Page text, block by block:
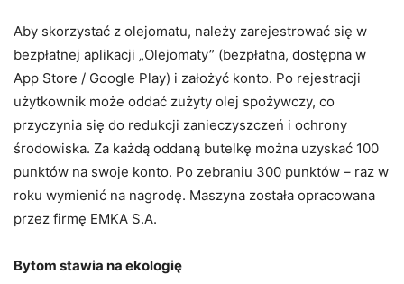
Aby skorzystać z olejomatu, należy zarejestrować się w
bezpłatnej aplikacji „Olejomaty” (bezpłatna, dostępna w
App Store / Google Play) i założyć konto. Po rejestracji
użytkownik może oddać zużyty olej spożywczy, co
przyczynia się do redukcji zanieczyszczeń i ochrony
środowiska. Za każdą oddaną butelkę można uzyskać 100
punktów na swoje konto. Po zebraniu 300 punktów – raz w
roku wymienić na nagrodę. Maszyna została opracowana
przez firmę EMKA S.A.
Bytom stawia na ekologię